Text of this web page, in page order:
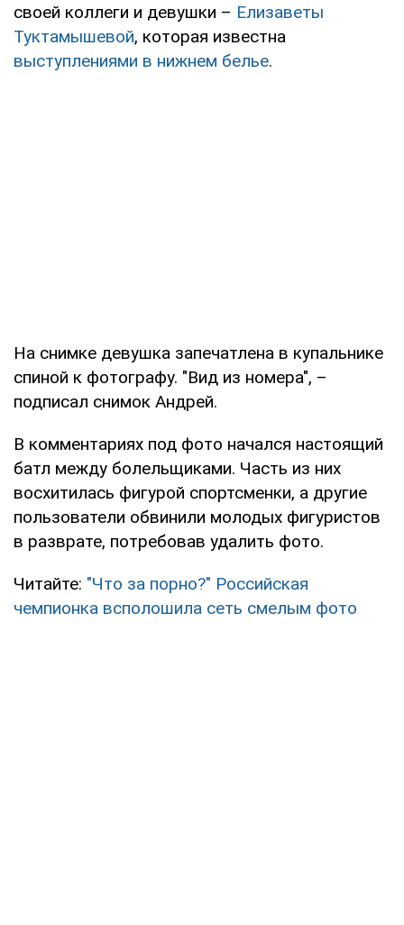
своей коллеги и девушки – Елизаветы
Туктамышевой, которая известна
выступлениями в нижнем белье.
На снимке девушка запечатлена в купальнике
спиной к фотографу. "Вид из номера", –
подписал снимок Андрей.
В комментариях под фото начался настоящий
батл между болельщиками. Часть из них
восхитилась фигурой спортсменки, а другие
пользователи обвинили молодых фигуристов
в разврате, потребовав удалить фото.
Читайте: "Что за порно?" Российская
чемпионка всполошила сеть смелым фото